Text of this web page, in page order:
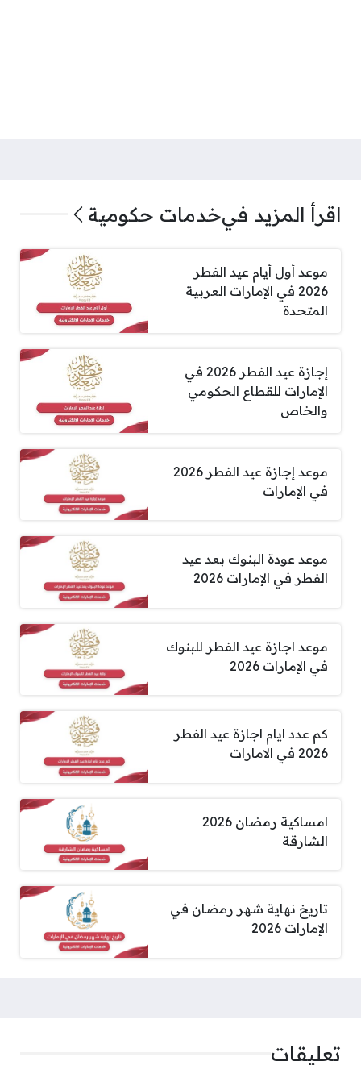
اقرأ المزيد فيخدمات حكومية
موعد أول أيام عيد الفطر
2026 في الإمارات العربية
المتحدة
إجازة عيد الفطر 2026 في
الإمارات للقطاع الحكومي
والخاص
موعد إجازة عيد الفطر 2026
في الإمارات
موعد عودة البنوك بعد عيد
الفطر في الإمارات 2026
موعد اجازة عيد الفطر للبنوك
في الإمارات 2026
كم عدد ايام اجازة عيد الفطر
2026 في الامارات
امساكية رمضان 2026
الشارقة
تاريخ نهاية شهر رمضان في
الإمارات 2026
تعليقات